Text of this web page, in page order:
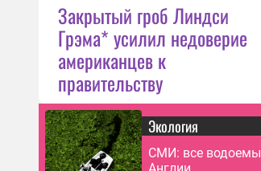
Закрытый гроб Линдси
Грэма* усилил недоверие
американцев к
правительству
Экология
СМИ: все водоемы